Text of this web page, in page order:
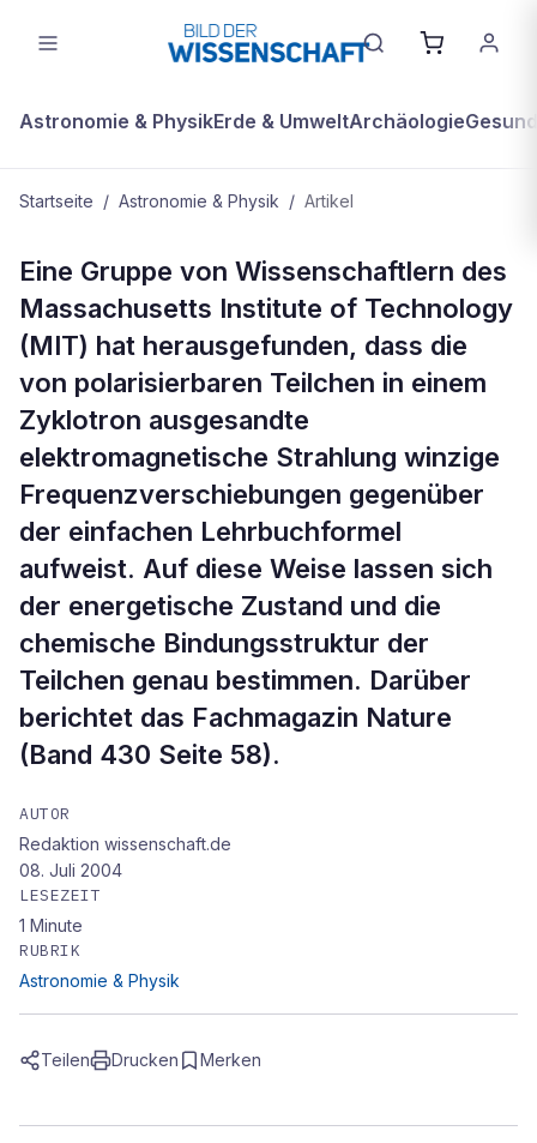
Astronomie & PhysikErde & UmweltArchäologie
Startseite / Astronomie & Physik / Artikel
Rasanter Rundlauf zeigt innere
Werte geladener Teilchen
Eine Gruppe von Wissenschaftlern des
Massachusetts Institute of Technology
(MIT) hat herausgefunden, dass die
von polarisierbaren Teilchen in einem
Zyklotron ausgesandte
elektromagnetische Strahlung winzige
Frequenzverschiebungen gegenüber
der einfachen Lehrbuchformel
aufweist. Auf diese Weise lassen sich
der energetische Zustand und die
chemische Bindungsstruktur der
Teilchen genau bestimmen. Darüber
berichtet das Fachmagazin Nature
(Band 430 Seite 58).
AUTOR
Redaktion wissenschaft.de
08. Juli 2004
LESEZEIT
1 Minute
RUBRIK
Astronomie & Physik
Teilen Drucken Merken